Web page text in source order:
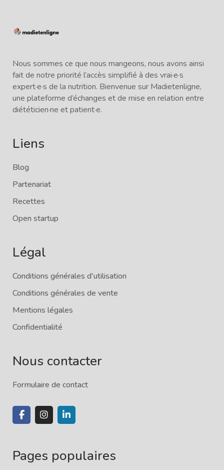
Nous sommes ce que nous mangeons, nous avons ainsi
fait de notre priorité l’accès simplifié à des vrai·e·s
expert·e·s de la nutrition. Bienvenue sur Madietenligne,
une plateforme d’échanges et de mise en relation entre
diététicien·ne et patient·e.
Liens
Blog
Partenariat
Recettes
Open startup
Légal
Conditions générales d'utilisation
Conditions générales de vente
Mentions légales
Confidentialité
Nous contacter
Formulaire de contact
Pages populaires